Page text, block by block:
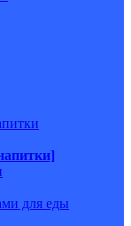
для еды